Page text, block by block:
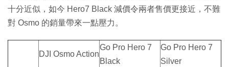
十分近似，如今 Hero7 Black 減價令兩者售價更接近，不難
對 Osmo 的銷量帶來一點壓力。
DJI Osmo Action
Go Pro Hero 7
Black
Go Pro Hero 7
Silver